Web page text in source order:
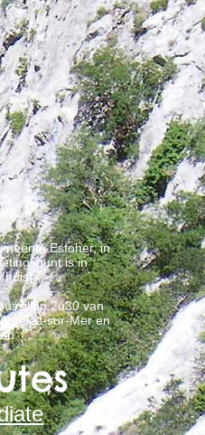
Estoher, in
is in
huis).
2u30 van
sur-Mer en